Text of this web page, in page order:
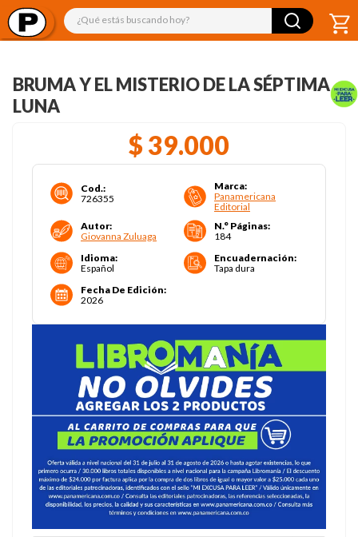
¿Qué estás buscando hoy?
BRUMA Y EL MISTERIO DE LA SÉPTIMA
LUNA
$ 39.000
Cod.:
726355
Marca:
Panamericana
Editorial
Autor:
Giovanna Zuluaga
N.° Páginas:
184
Idioma:
Español
Encuadernación:
Tapa dura
Fecha De Edición:
2026